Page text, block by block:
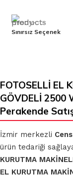
Sınırsız Seçenek
FOTOSELLİ EL
GÖVDELİ 2500
Perakende
İzmir merkezli
ürün tedariği
KURUTMA
EL KURUTMA